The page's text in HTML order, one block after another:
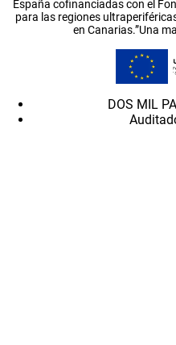
España cofinanciadas con el
para las regiones
en Canarias.”Una
DOS MIL